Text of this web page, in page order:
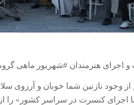
و اجرای هنرمندان #شهریور ماهی
وجود نازنین شما خوبان و آرزوی
اجرای کنسرت در سراسر کشور» را